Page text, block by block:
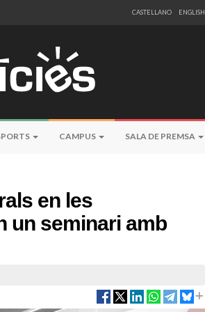
CASTELLANO ENGLISH
CAMPUS SALA DE PREMSA
en les
un seminari amb